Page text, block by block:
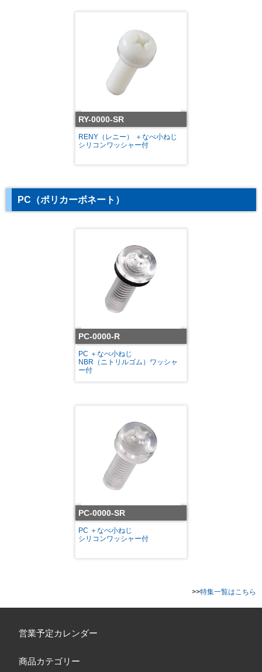
RY-0000-SR
RENY（レニー） ＋なべ小ねじ
シリコンワッシャー付
PC（ポリカーボネート）
PC-0000-R
PC ＋なべ小ねじ
NBR（ニトリルゴム）ワッシャ
ー付
PC-0000-SR
PC ＋なべ小ねじ
シリコンワッシャー付
>>特集一覧はこちら
営業予定カレンダー
商品カテゴリー